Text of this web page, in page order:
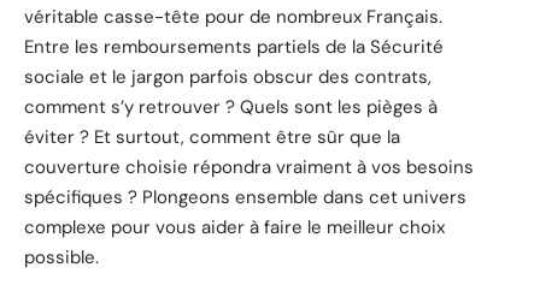
véritable casse-tête pour de nombreux Français.
Entre les remboursements partiels de la Sécurité
sociale et le jargon parfois obscur des contrats,
comment s’y retrouver ? Quels sont les pièges à
éviter ? Et surtout, comment être sûr que la
couverture choisie répondra vraiment à vos besoins
spécifiques ? Plongeons ensemble dans cet univers
complexe pour vous aider à faire le meilleur choix
possible.